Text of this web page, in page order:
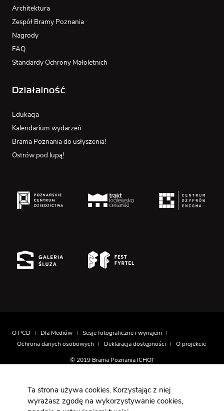
Architektura
Zespół Bramy Poznania
Nagrody
FAQ
Standardy Ochrony Małoletnich
Działalność
Edukacja
Kalendarium wydarzeń
Brama Poznania do usłyszenia!
Ostrów pod lupą!
© 2019 Brama Poznania ICHOT
O PCD Dla Mediów
Sesje fotograficzne i wynajem
Ochrona danych osobowych
Deklaracja dostępności O projekcie
Ta strona używa cookies. Korzystając z niej
wyrażasz zgodę na wykorzystywanie cookies,